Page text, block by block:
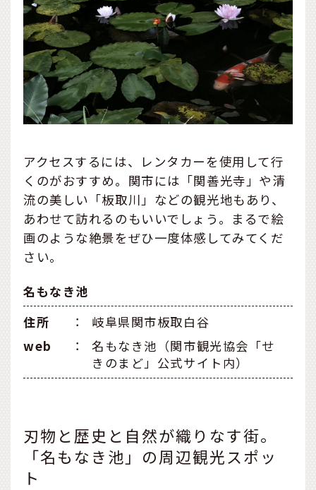
アクセスするには、レンタカーを使用して行
くのがおすすめ。関市には「関善光寺」や清
流の美しい「板取川」などの観光地もあり、
あわせて訪れるのもいいでしょう。まるで絵
画のような絶景をぜひ一度体感してみてくだ
さい。
名もなき池
住所
：
岐阜県関市板取白谷
web
：
名もなき池（関市観光協会「せ
きのまど」公式サイト内）
刃物と歴史と自然が織りなす街。
「名もなき池」の周辺観光スポッ
ト